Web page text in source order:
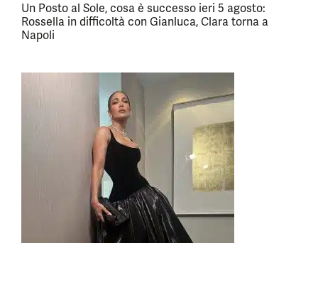
Un Posto al Sole, cosa è successo ieri 5 agosto:
Rossella in difficoltà con Gianluca, Clara torna a
Napoli